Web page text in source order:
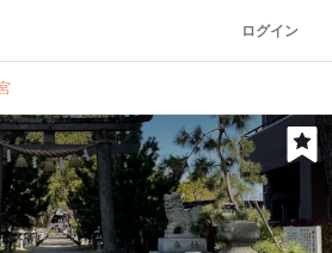
ログイン